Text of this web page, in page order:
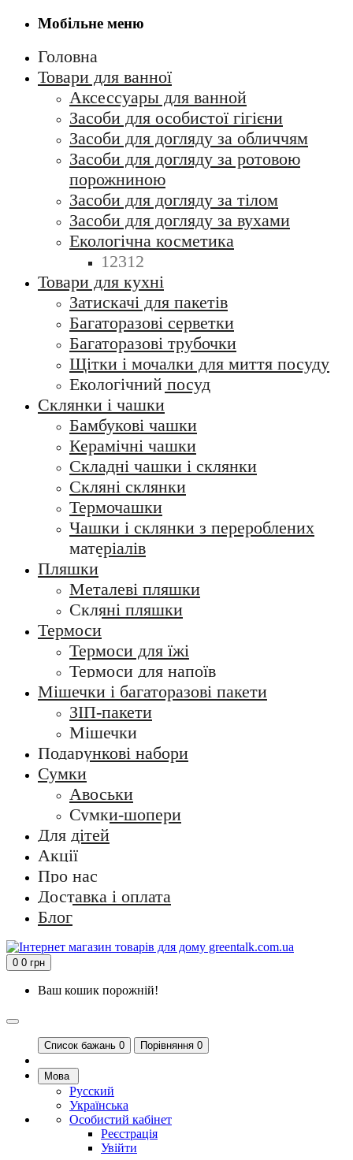
Мобільне меню
Головна
Товари для ванної
Аксессуары для ванной
Засоби для особистої гігієни
Засоби для догляду за обличчям
Засоби для догляду за ротовою
порожниною
Засоби для догляду за тілом
Засоби для догляду за вухами
Екологічна косметика
12312
Товари для кухні
Затискачі для пакетів
Багаторазові серветки
Багаторазові трубочки
Щітки і мочалки для миття посуду
Екологічний посуд
Склянки і чашки
Бамбукові чашки
Керамічні чашки
Складні чашки і склянки
Скляні склянки
Термочашки
Чашки і склянки з перероблених
матеріалів
Пляшки
Металеві пляшки
Скляні пляшки
Термоси
Термоси для їжі
Термоси для напоїв
Мішечки і багаторазові пакети
ЗІП-пакети
Мішечки
Подарункові набори
Сумки
Авоськи
Сумки-шопери
Для дітей
Акції
Про нас
Доставка і оплата
Блог
0 0 грн
Ваш кошик порожній!
Список бажань 0 Порівняння 0
Мова
Русский
Українська
Особистий кабінет
Реєстрація
Увійти